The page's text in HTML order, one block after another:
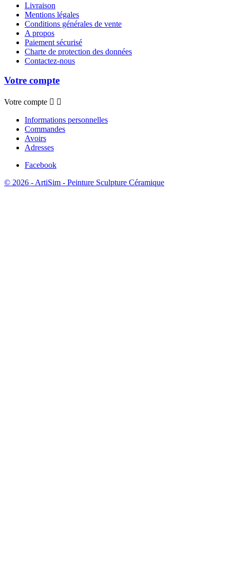
Livraison
Mentions légales
Conditions générales de vente
A propos
Paiement sécurisé
Charte de protection des données
Contactez-nous
Votre compte
Votre compte  
Informations personnelles
Commandes
Avoirs
Adresses
Facebook
© 2026 - ArtiSim - Peinture Sculpture Céramique